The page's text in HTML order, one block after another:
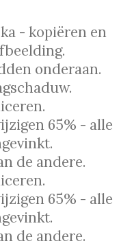
- kopiëren en
onderaan.
65% - alle
de andere.
65% - alle
de andere.